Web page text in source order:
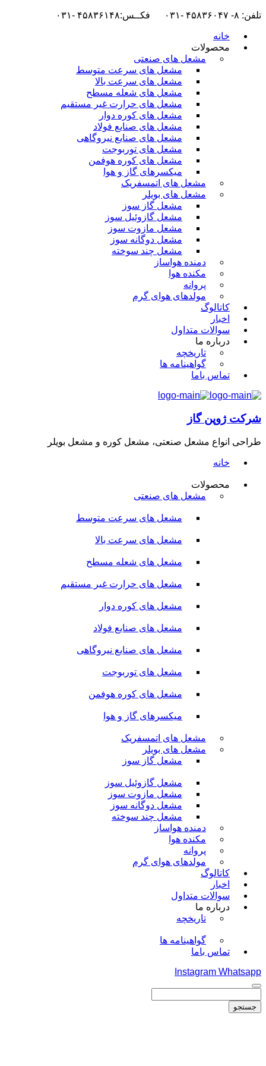
تلفن: ۸- ۴۵۸۳۶۰۴۷ -۰۳۱ فکــس:۴۵۸۳۶۱۴۸ -۰۳۱
خانه
محصولات
مشعل های صنعتی
مشعل های سرعت متوسط
مشعل های سرعت بالا
مشعل های شعله مسطح
مشعل های حرارت غیر مستقیم
مشعل های کوره دوار
مشعل های صنایع فولاد
مشعل های صنایع نیروگاهی
مشعل های توربوجت
مشعل های کوره هوفمن
میکسرهای گاز و هوا
مشعل های اتمسفریک
مشعل های بویلر
مشعل گاز سوز
مشعل گازوئیل سوز
مشعل مازوت سوز
مشعل دوگانه سوز
مشعل چند سوخته
دمنده هواساز
مکنده هوا
پروانه
مولدهای هوای گرم
کاتالوگ
اخبار
سوالات متداول
درباره ما
تاریخچه
گواهینامه ها
تماس باما
شرکت ژوپن گاز
طراحی انواع مشعل صنعتی، مشعل کوره و مشعل بویلر
خانه
محصولات
مشعل های صنعتی
مشعل های سرعت متوسط
مشعل های سرعت بالا
مشعل های شعله مسطح
مشعل های حرارت غیر مستقیم
مشعل های کوره دوار
مشعل های صنایع فولاد
مشعل های صنایع نیروگاهی
مشعل های توربوجت
مشعل های کوره هوفمن
میکسرهای گاز و هوا
مشعل های اتمسفریک
مشعل های بویلر
مشعل گاز سوز
مشعل گازوئیل سوز
مشعل مازوت سوز
مشعل دوگانه سوز
مشعل چند سوخته
دمنده هواساز
مکنده هوا
پروانه
مولدهای هوای گرم
کاتالوگ
اخبار
سوالات متداول
درباره ما
تاریخچه
گواهینامه ها
تماس باما
Instagram Whatsapp